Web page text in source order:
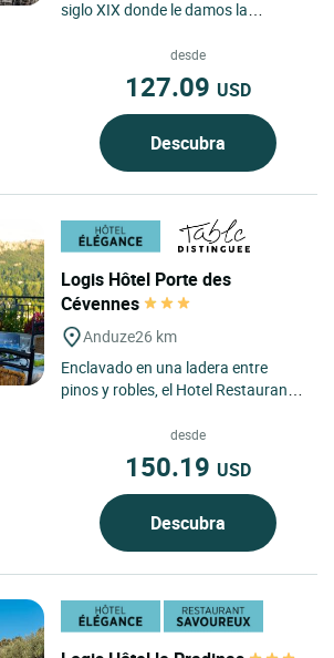
siglo XIX donde le damos la
Portes des Cévennes, a 2 km...
desde
127.09 USD
Descubra
Logis Hôtel Porte des
Cévennes
Anduze26 km
Enclavado en una ladera entre
pinos y robles, el Hotel Restaurant
Anduze goza de una ubicación...
desde
150.19 USD
Descubra